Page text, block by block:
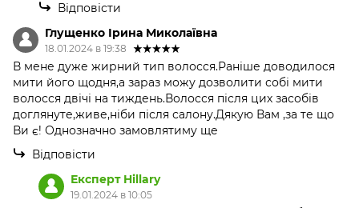
Відповісти
Глущенко Ірина Миколаївна
18.01.2024 в 19:38
В мене дуже жирний тип волосся.Раніше доводилося
мити його щодня,а зараз можу дозволити собі мити
волосся двічі на тиждень.Волосся після цих засобів
доглянуте,живе,ніби після салону.Дякую Вам ,за те що
Ви є! Однозначно замовлятиму ще
Відповісти
Експерт Hillary
19.01.2024 в 10:05